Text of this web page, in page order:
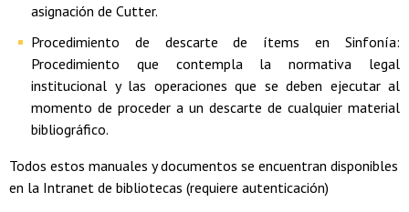
asignación de Cutter.
Procedimiento de descarte de ítems en Sinfonía:
Procedimiento que contempla la normativa legal
institucional y las operaciones que se deben ejecutar al
momento de proceder a un descarte de cualquier material
bibliográfico.
Todos estos manuales y documentos se encuentran disponibles
en la Intranet de bibliotecas (requiere autenticación)